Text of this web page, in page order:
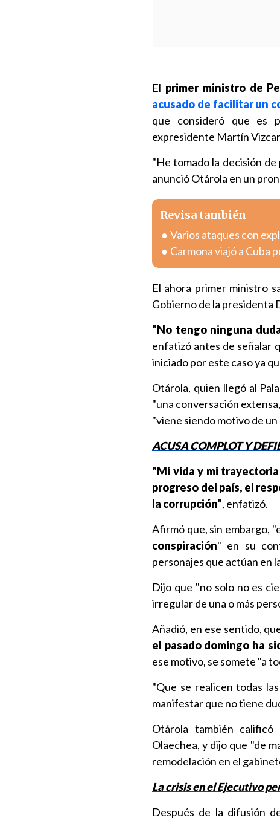
El primer ministro de
acusado de facilitar un
que consideró que es
expresidente Martín
"He tomado la decisión
anunció Otárola en un
Revisa también
Varios ataques con
Carmona viajó a Cuba
El ahora primer ministro
Gobierno de la presidenta
"No tengo ninguna
enfatizó antes de señalar
iniciado por este caso ya
Otárola, quien llegó al
"una conversación
"viene siendo motivo de
ACUSA COMPLOT Y
"Mi vida y mi
progreso del país, el
la corrupción", enfatizó.
Afirmó que, sin embargo,
conspiración" en su
personajes que actúan en
Dijo que "no solo no es
irregular de una o más
Añadió, en ese sentido,
el pasado domingo ha
ese motivo, se somete "a
"Que se realicen todas
manifestar que no tiene
Otárola también calificó
Olaechea, y dijo que "de
remodelación en el
La crisis en el Ejecutivo
Después de la difusión